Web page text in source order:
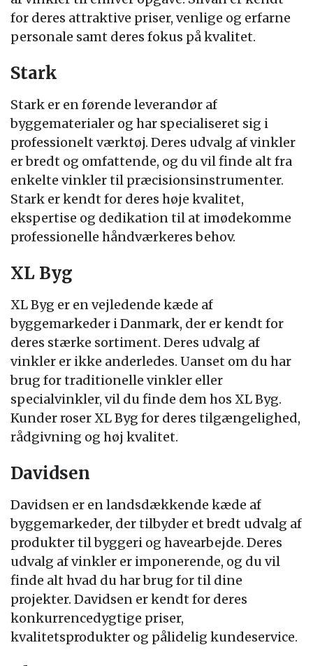
for deres attraktive priser, venlige og erfarne
personale samt deres fokus på kvalitet.
Stark
Stark er en førende leverandør af
byggematerialer og har specialiseret sig i
professionelt værktøj. Deres udvalg af vinkler
er bredt og omfattende, og du vil finde alt fra
enkelte vinkler til præcisionsinstrumenter.
Stark er kendt for deres høje kvalitet,
ekspertise og dedikation til at imødekomme
professionelle håndværkeres behov.
XL Byg
XL Byg er en vejledende kæde af
byggemarkeder i Danmark, der er kendt for
deres stærke sortiment. Deres udvalg af
vinkler er ikke anderledes. Uanset om du har
brug for traditionelle vinkler eller
specialvinkler, vil du finde dem hos XL Byg.
Kunder roser XL Byg for deres tilgængelighed,
rådgivning og høj kvalitet.
Davidsen
Davidsen er en landsdækkende kæde af
byggemarkeder, der tilbyder et bredt udvalg af
produkter til byggeri og havearbejde. Deres
udvalg af vinkler er imponerende, og du vil
finde alt hvad du har brug for til dine
projekter. Davidsen er kendt for deres
konkurrencedygtige priser,
kvalitetsprodukter og pålidelig kundeservice.